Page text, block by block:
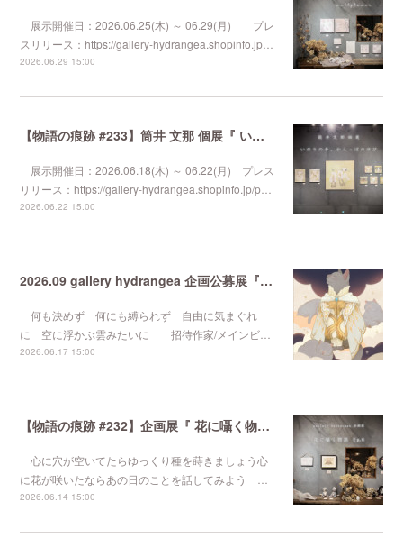
展示開催日：2026.06.25(木) ～ 06.29(月) プレ
スリリース：https://gallery-hydrangea.shopinfo.jp…
2026.06.29 15:00
【物語の痕跡 #233】筒井 文那 個展『 いのりの手、からっぽのゆび 』
展示開催日：2026.06.18(木) ～ 06.22(月) プレス
リリース：https://gallery-hydrangea.shopinfo.jp/p…
2026.06.22 15:00
2026.09 gallery hydrangea 企画公募展『 気まぐれなるままに 』
何も決めず 何にも縛られず 自由に気まぐれ
に 空に浮かぶ雲みたいに 招待作家/メインビ…
2026.06.17 15:00
【物語の痕跡 #232】企画展『 花に囁く物語 Ep.6 』
心に穴が空いてたらゆっくり種を蒔きましょう心
に花が咲いたならあの日のことを話してみよう …
2026.06.14 15:00